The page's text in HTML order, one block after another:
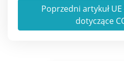
Poprzedni artykuł
dotyczące